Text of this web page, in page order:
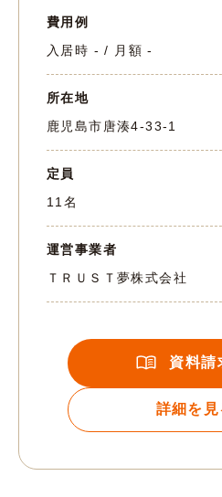
費用例
入居時 - / 月額 -
所在地
鹿児島市唐湊4-33-1
定員
11名
運営事業者
ＴＲＵＳＴ夢株式会社
資料請
詳細を見